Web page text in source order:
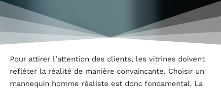
Pour attirer l’attention des clients, les vitrines doivent
refléter la réalité de manière convaincante. Choisir un
mannequin homme réaliste est donc fondamental. La